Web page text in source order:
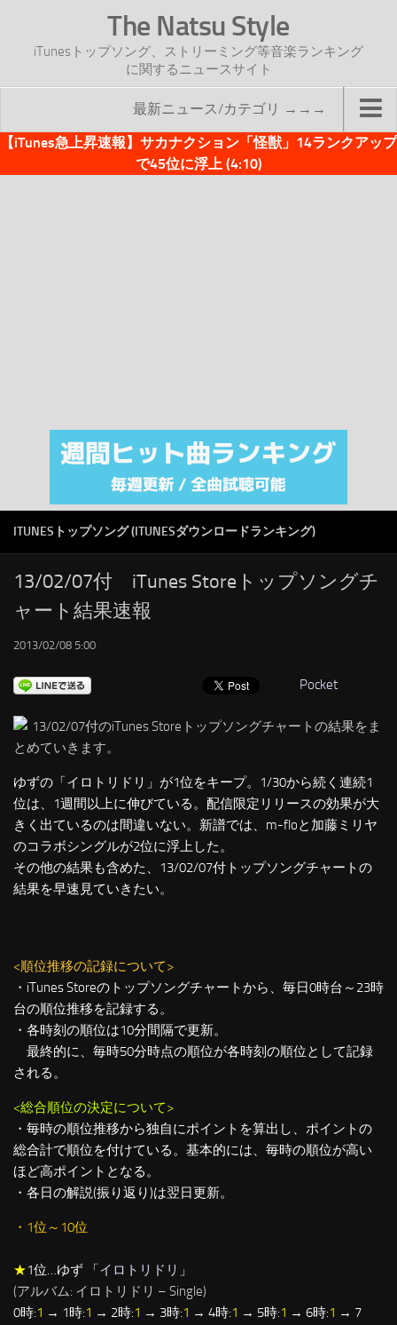
The Natsu Style
iTunesトップソング、ストリーミング等音楽ランキング
に関するニュースサイト
最新ニュース/カテゴリ →→→
TOP
注目カテゴリ
オリジナルiTunes週間トップソング
RSS
LINKS
【iTunes急上昇速報】サカナクション「怪獣」14ランクアップ
で45位に浮上 (4:10)
ITUNESトップソング (ITUNESダウンロードランキング)
13/02/07付 iTunes Storeトップソングチ
ャート結果速報
2013/02/08 5:00
Pocket
13/02/07付のiTunes Storeトップソングチャートの結果をま
とめていきます。
ゆずの「イロトリドリ」が1位をキープ。1/30から続く連続1
位は、1週間以上に伸びている。配信限定リリースの効果が大
きく出ているのは間違いない。新譜では、m-floと加藤ミリヤ
のコラボシングルが2位に浮上した。
その他の結果も含めた、13/02/07付トップソングチャートの
結果を早速見ていきたい。
<順位推移の記録について>
・iTunes Storeのトップソングチャートから、毎日0時台～23時
台の順位推移を記録する。
・各時刻の順位は10分間隔で更新。
最終的に、毎時50分時点の順位が各時刻の順位として記録
される。
<総合順位の決定について>
・毎時の順位推移から独自にポイントを算出し、ポイントの
総合計で順位を付けている。基本的には、毎時の順位が高い
ほど高ポイントとなる。
・各日の解説(振り返り)は翌日更新。
・1位～10位
★1位…ゆず 「イロトリドリ 」
(アルバム: イロトリドリ – Single)
0時:1 → 1時:1 → 2時:1 → 3時:1 → 4時:1 → 5時:1 → 6時:1 → 7